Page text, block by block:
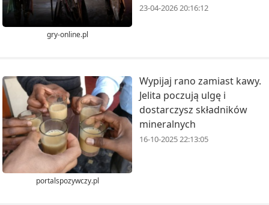
gry-online.pl
23-04-2026 20:16:12
portalspozywczy.pl
Wypijaj rano zamiast kawy.
Jelita poczują ulgę i
dostarczysz składników
mineralnych
16-10-2025 22:13:05